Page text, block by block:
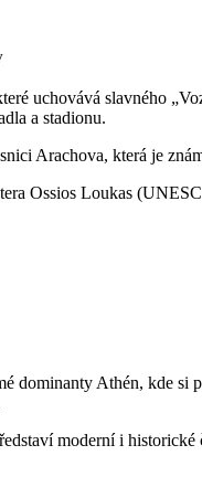
uchovává slavného
a stadionu.
Arachova, která je
Ossios Loukas
dominanty Athén, kde
moderní i